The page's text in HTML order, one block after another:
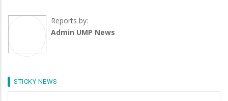
Reports by:
Admin UMP News
STICKY NEWS